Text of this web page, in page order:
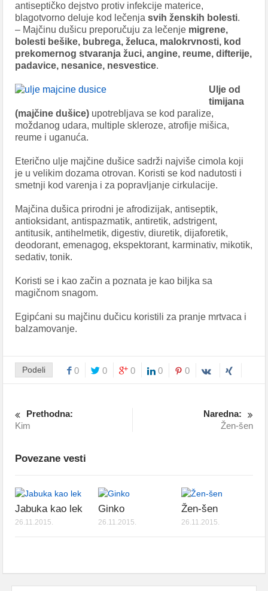
antiseptičko dejstvo protiv infekcije materice,
blagotvorno deluje kod lečenjasvih ženskih bolesti.
– Majčinu dušicu preporučuju za lečenje migrene,
bolesti bešike, bubrega, želuca, malokrvnosti, kod
prekomernog stvaranja žuci, angine, reume, difterije,
padavice, nesanice, nesvestice.
Ulje od
timijana
(majčine dušice) upotrebljava se kod paralize,
moždanog udara, multiple skleroze, atrofije mišica,
reume i uganuća.
Eterično ulje majčine dušice sadrži najviše cimola koji
je u velikim dozama otrovan. Koristi se kod nadutosti i
smetnji kod varenja i za popravljanje cirkulacije.
Majčina dušica prirodni je afrodizijak, antiseptik,
antioksidant, antispazmatik, antiretik, adstrigent,
antitusik, antihelmetik, digestiv, diuretik, dijaforetik,
deodorant, emenagog, ekspektorant, karminativ, mikotik,
sedativ, tonik.
Koristi se i kao začin a poznata je kao biljka sa
magičnom snagom.
Egipćani su majčinu dučicu koristili za pranje mrtvaca i
balzamovanje.
Podeli 0 0 0 0 0
Prethodna:
Kim
Naredna:
Žen-šen
Povezane vesti
Jabuka kao lek
26.11.2015.
Ginko
26.11.2015.
Žen-šen
26.11.2015.